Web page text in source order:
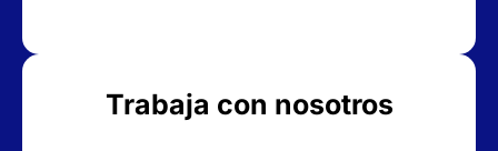
Trabaja con nosotros